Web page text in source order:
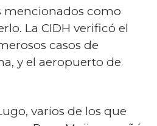
mencionados como
La CIDH verificó el
casos de
y el aeropuerto de
varios de los que